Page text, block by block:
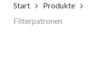
Start Produkte
Filterpatronen